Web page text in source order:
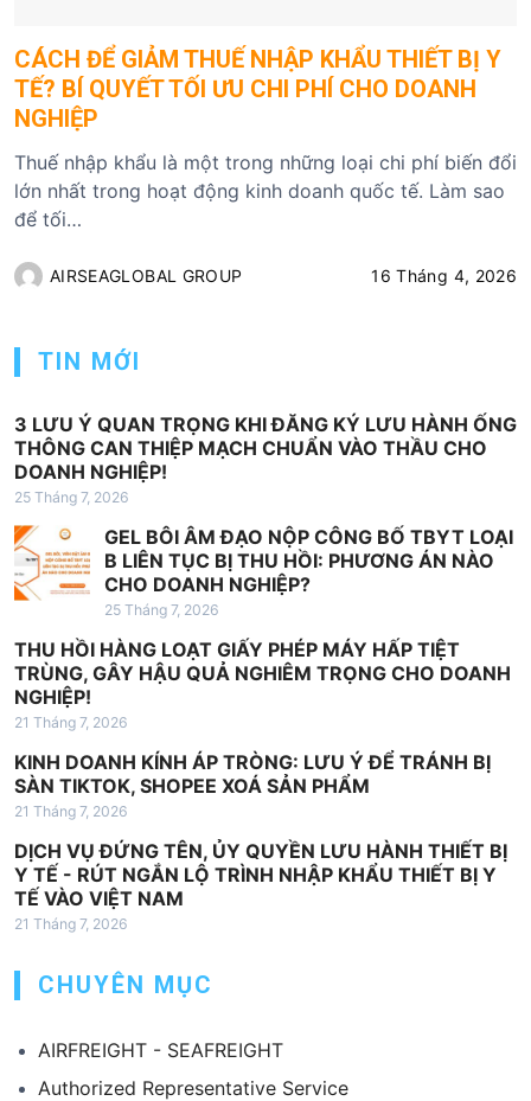
CÁCH ĐỂ GIẢM THUẾ NHẬP KHẨU THIẾT BỊ Y
TẾ? BÍ QUYẾT TỐI ƯU CHI PHÍ CHO DOANH
NGHIỆP
Thuế nhập khẩu là một trong những loại chi phí biến đổi
lớn nhất trong hoạt động kinh doanh quốc tế. Làm sao
để tối…
AIRSEAGLOBAL GROUP 16 Tháng 4, 2026
TIN MỚI
3 LƯU Ý QUAN TRỌNG KHI ĐĂNG KÝ LƯU HÀNH ỐNG
THÔNG CAN THIỆP MẠCH CHUẨN VÀO THẦU CHO
DOANH NGHIỆP!
25 Tháng 7, 2026
GEL BÔI ÂM ĐẠO NỘP CÔNG BỐ TBYT LOẠI
B LIÊN TỤC BỊ THU HỒI: PHƯƠNG ÁN NÀO
CHO DOANH NGHIỆP?
25 Tháng 7, 2026
THU HỒI HÀNG LOẠT GIẤY PHÉP MÁY HẤP TIỆT
TRÙNG, GÂY HẬU QUẢ NGHIÊM TRỌNG CHO DOANH
NGHIỆP!
21 Tháng 7, 2026
KINH DOANH KÍNH ÁP TRÒNG: LƯU Ý ĐỂ TRÁNH BỊ
SÀN TIKTOK, SHOPEE XOÁ SẢN PHẨM
21 Tháng 7, 2026
DỊCH VỤ ĐỨNG TÊN, ỦY QUYỀN LƯU HÀNH THIẾT BỊ
Y TẾ - RÚT NGẮN LỘ TRÌNH NHẬP KHẨU THIẾT BỊ Y
TẾ VÀO VIỆT NAM
21 Tháng 7, 2026
CHUYÊN MỤC
AIRFREIGHT - SEAFREIGHT
Authorized Representative Service